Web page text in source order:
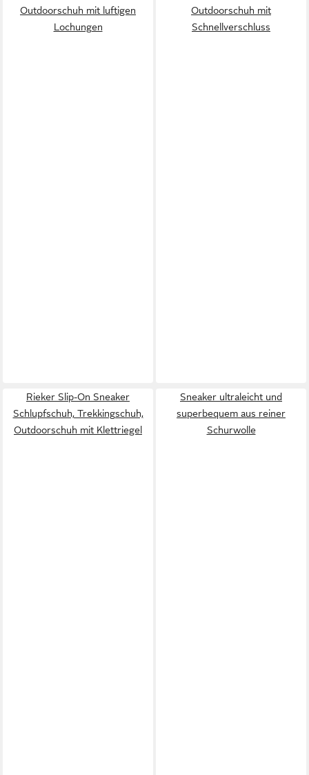
Outdoorschuh mit luftigen
Lochungen
Outdoorschuh mit
Schnellverschluss
Rieker Slip-On Sneaker
Schlupfschuh, Trekkingschuh,
Outdoorschuh mit Klettriegel
Sneaker ultraleicht und
superbequem aus reiner
Schurwolle